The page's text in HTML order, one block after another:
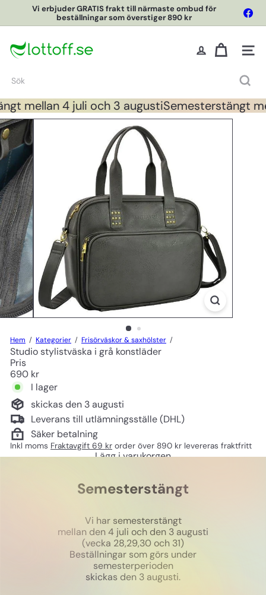
innehållet
Pausa
Vi erbjuder GRATIS frakt till närmaste ombud för
beställningar som överstiger 890 kr
o
O
f
O
n
i
n
S
h
o
p
Sök
mellan 4 juli och 3 augustiSemesterstängt
Hem Kategorier Frisörväskor & saxhölster
Studio stylistväska i grå konstläder
Pris
Ord
pris
690 kr
I lager
skickas den 3 augusti
Leverans till utlämningsställe (DHL)
Säker betalning
Inkl moms Fraktavgift 69 kr order över 890 kr levereras fraktfritt
Lägg i varukorgen
Semesterstängt
Vi har semesterstängt
mellan den 4 juli och den 3 augusti
(vecka 28,29,30 och 31)
Beställningar som görs under
semesterperioden
skickas den 3 augusti.